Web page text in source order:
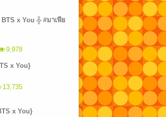
x You ╬ #มาเฟีย
9,978
x You}
13,735
x You}